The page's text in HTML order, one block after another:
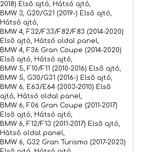
2018) Elsõ ajtó, Hátsó ajtó,
BMW 3, G20/G21 (2019-) Elsõ ajtó,
Hátsó ajtó,
BMW 4, F32/F33/F82/F83 (2014-2020)
Elsõ ajtó, Hátsó oldal panel,
BMW 4, F36 Gran Coupe (2014-2020)
Elsõ ajtó, Hátsó ajtó,
BMW 5, F10/F11 (2010-2016) Elsõ ajtó,
BMW 5, G30/G31 (2016-) Elsõ ajtó,
BMW 6, E63/E64 (2003-2010) Elsõ
ajtó, Hátsó oldal panel,
BMW 6, F06 Gran Coupe (2011-2017)
Elsõ ajtó, Hátsó ajtó,
BMW 6, F12/F13 (2011-2017) Elsõ ajtó,
Hátsó oldal panel,
BMW 6, G32 Gran Turismo (2017-2023)